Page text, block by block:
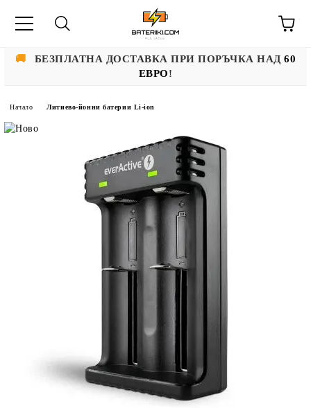
🚚 БЕЗПЛАТНА ДОСТАВКА ПРИ ПОРЪЧКА НАД60
ЕВРО!
Начало Литиево-йонни батерии Li-ion